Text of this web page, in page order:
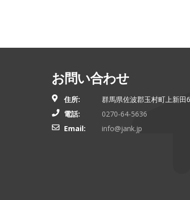
お問い合わせ
住所:
群馬県佐波郡玉村町上新田
電話:
0270-64-5636
Email:
info@jank.jp